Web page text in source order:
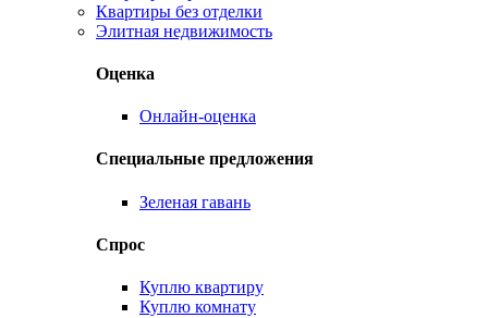
Квартиры без отделки
Элитная недвижимость
Оценка
Онлайн-оценка
Специальные предложения
Зеленая гавань
Спрос
Куплю квартиру
Куплю комнату